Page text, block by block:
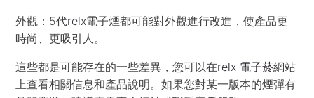
外觀：5代relx電子煙都可能對外觀進行改進，使產品更
時尚、更吸引人。
這些都是可能存在的一些差異，您可以在relx 電子菸網站
上查看相關信息和產品說明。如果您對某一版本的煙彈有